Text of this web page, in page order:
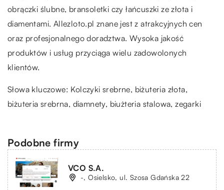
obrączki ślubne, bransoletki czy łańcuszki ze złota i
diamentami. Allezloto.pl znane jest z atrakcyjnych cen
oraz profesjonalnego doradztwa. Wysoka jakość
produktów i usług przyciąga wielu zadowolonych
klientów.
Słowa kluczowe: Kolczyki srebrne, biżuteria złota,
biżuteria srebrna, diamnety, biużteria stalowa, zegarki
Podobne firmy
VCO S.A.
-, Osielsko, ul. Szosa Gdańska 22